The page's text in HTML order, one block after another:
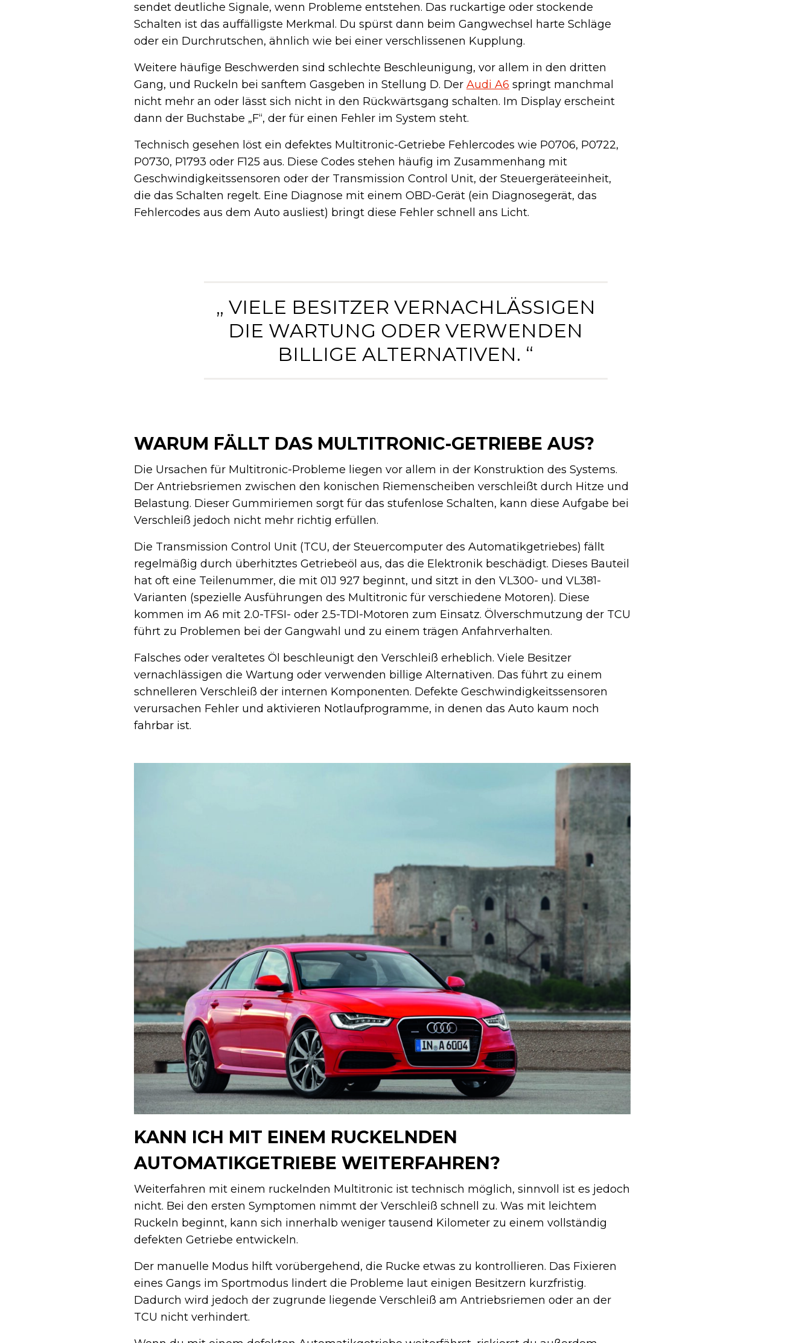
sendet deutliche Signale, wenn Probleme entstehen. Das ruckartige oder stockende
Schalten ist das auffälligste Merkmal. Du spürst dann beim Gangwechsel harte Schläge
oder ein Durchrutschen, ähnlich wie bei einer verschlissenen Kupplung.
Weitere häufige Beschwerden sind schlechte Beschleunigung, vor allem in den dritten
Gang, und Ruckeln bei sanftem Gasgeben in Stellung D. Der Audi A6 springt manchmal
nicht mehr an oder lässt sich nicht in den Rückwärtsgang schalten. Im Display erscheint
dann der Buchstabe „F“, der für einen Fehler im System steht.
Technisch gesehen löst ein defektes Multitronic-Getriebe Fehlercodes wie P0706, P0722,
P0730, P1793 oder F125 aus. Diese Codes stehen häufig im Zusammenhang mit
Geschwindigkeitssensoren oder der Transmission Control Unit, der Steuergeräteeinheit,
die das Schalten regelt. Eine Diagnose mit einem OBD-Gerät (ein Diagnosegerät, das
Fehlercodes aus dem Auto ausliest) bringt diese Fehler schnell ans Licht.
„ VIELE BESITZER VERNACHLÄSSIGEN
DIE WARTUNG ODER VERWENDEN
BILLIGE ALTERNATIVEN. “
WARUM FÄLLT DAS MULTITRONIC-GETRIEBE AUS?
Die Ursachen für Multitronic-Probleme liegen vor allem in der Konstruktion des Systems.
Der Antriebsriemen zwischen den konischen Riemenscheiben verschleißt durch Hitze und
Belastung. Dieser Gummiriemen sorgt für das stufenlose Schalten, kann diese Aufgabe bei
Verschleiß jedoch nicht mehr richtig erfüllen.
Die Transmission Control Unit (TCU, der Steuercomputer des Automatikgetriebes) fällt
regelmäßig durch überhitztes Getriebeöl aus, das die Elektronik beschädigt. Dieses Bauteil
hat oft eine Teilenummer, die mit 01J 927 beginnt, und sitzt in den VL300- und VL381-
Varianten (spezielle Ausführungen des Multitronic für verschiedene Motoren). Diese
kommen im A6 mit 2.0-TFSI- oder 2.5-TDI-Motoren zum Einsatz. Ölverschmutzung der TCU
führt zu Problemen bei der Gangwahl und zu einem trägen Anfahrverhalten.
Falsches oder veraltetes Öl beschleunigt den Verschleiß erheblich. Viele Besitzer
vernachlässigen die Wartung oder verwenden billige Alternativen. Das führt zu einem
schnelleren Verschleiß der internen Komponenten. Defekte Geschwindigkeitssensoren
verursachen Fehler und aktivieren Notlaufprogramme, in denen das Auto kaum noch
fahrbar ist.
KANN ICH MIT EINEM RUCKELNDEN
AUTOMATIKGETRIEBE WEITERFAHREN?
Weiterfahren mit einem ruckelnden Multitronic ist technisch möglich, sinnvoll ist es jedoch
nicht. Bei den ersten Symptomen nimmt der Verschleiß schnell zu. Was mit leichtem
Ruckeln beginnt, kann sich innerhalb weniger tausend Kilometer zu einem vollständig
defekten Getriebe entwickeln.
Der manuelle Modus hilft vorübergehend, die Rucke etwas zu kontrollieren. Das Fixieren
eines Gangs im Sportmodus lindert die Probleme laut einigen Besitzern kurzfristig.
Dadurch wird jedoch der zugrunde liegende Verschleiß am Antriebsriemen oder an der
TCU nicht verhindert.